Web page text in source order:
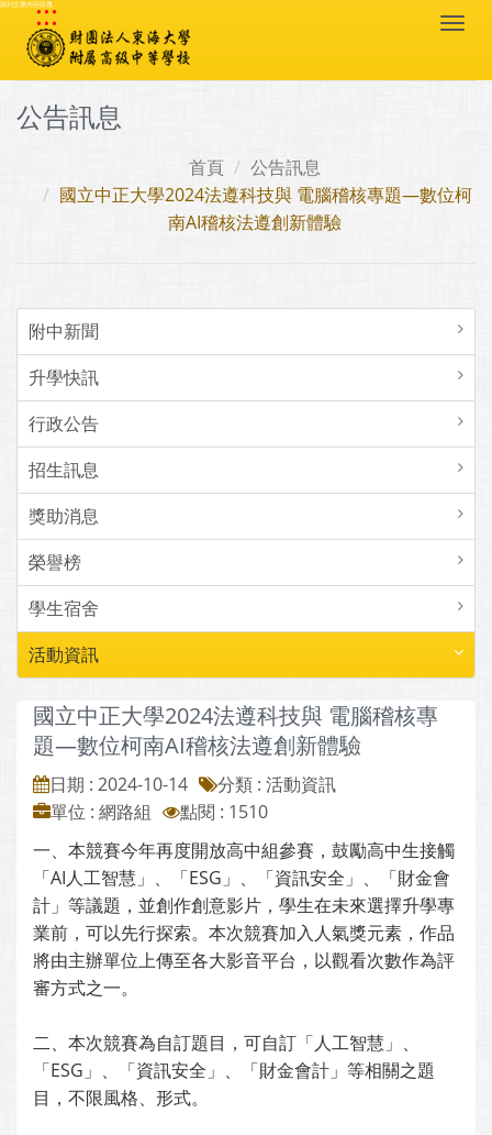
跳到主要內容區塊
:::
公告訊息
首頁
公告訊息
國立中正大學2024法遵科技與 電腦稽核專題—數位柯
南AI稽核法遵創新體驗
附中新聞
升學快訊
行政公告
招生訊息
獎助消息
榮譽榜
學生宿舍
活動資訊
國立中正大學2024法遵科技與 電腦稽核專
題—數位柯南AI稽核法遵創新體驗
日期 : 2024-10-14
分類 : 活動資訊
單位 : 網路組
點閱 : 1510
一、本競賽今年再度開放高中組參賽，鼓勵高中生接觸
「AI人工智慧」、「ESG」、「資訊安全」、「財金會
計」等議題，並創作創意影片，學生在未來選擇升學專
業前，可以先行探索。本次競賽加入人氣獎元素，作品
將由主辦單位上傳至各大影音平台，以觀看次數作為評
審方式之一。
二、本次競賽為自訂題目，可自訂「人工智慧」、
「ESG」、「資訊安全」、「財金會計」等相關之題
目，不限風格、形式。